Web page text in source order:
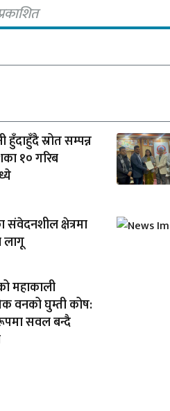
स्रोत सम्पन्न
१० गरिब
संवेदनशील क्षेत्रमा
लागू
महाकाली
वनको घुम्ती कोष:
सवल बन्दै